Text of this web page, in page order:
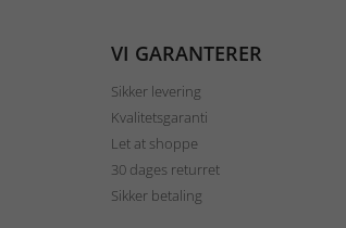
VI GARANTERER
Sikker levering
Kvalitetsgaranti
Let at shoppe
30 dages returret
Sikker betaling